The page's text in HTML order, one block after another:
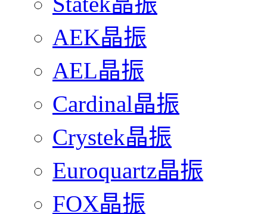
AEK晶振
AEL晶振
Cardinal晶振
Crystek晶振
Euroquartz晶振
FOX晶振